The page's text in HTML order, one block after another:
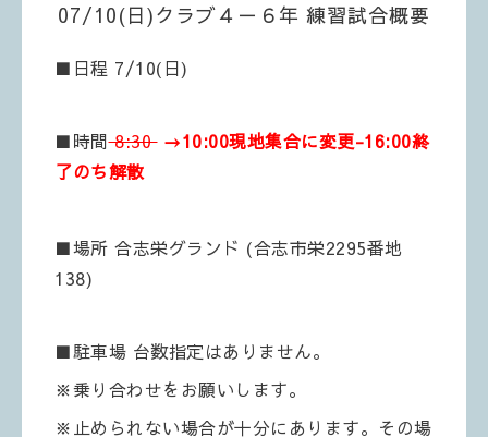
07/10(日)クラブ４－６年 練習試合概要
■日程 7/10(日)
■時間8:30 →10:00現地集合に変更-16:00終
了のち解散
■場所 合志栄グランド (合志市栄2295番地
138)
■駐車場 台数指定はありません。
※乗り合わせをお願いします。
※止められない場合が十分にあります。その場